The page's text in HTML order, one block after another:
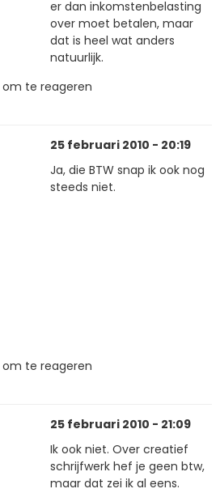
er dan inkomstenbelasting
over moet betalen, maar
dat is heel wat anders
natuurlijk.
om te reageren
25 februari 2010 - 20:19
Ja, die BTW snap ik ook nog
steeds niet.
om te reageren
25 februari 2010 - 21:09
Ik ook niet. Over creatief
schrijfwerk hef je geen btw,
maar dat zei ik al eens.